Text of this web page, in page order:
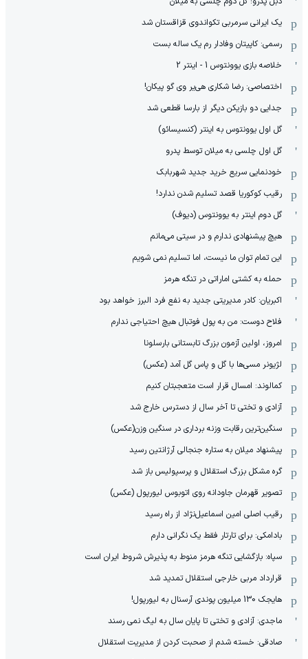
یک ایرانی سرمربی تکواندوی قزاقستان شد
رسمی: کاپیتان وفادار رم یک ساله بست
خلاصه بازی یوونتوس 1 - اینتر 2
اختصاصی: رضا شکاری هی‌یر وی‌ گو پیکان!
جدایی دو بازیکن دیگر از بارسا قطعی شد
گل اول یوونتوس به اینتر (کنسیسائو)
گل اول چلسی به میلان توسط پدرو
خودنمایی سریع خرید جدید شهربابک
رقیب کوکوریا قصد تسلیم شدن ندارد!
گل دوم اینتر به یوونتوس (دیوف)
هیچ پیشنهادی ندارم و در سیتی می‌مانم
این تمام توان ما نیست، اما تسلیم نمی شویم
حمله به کشتی اماراتی در تنگه هرمز
اکبریان: کادر مدیریتی جدید به نفع فرد البرز خواهد بود
فلاح دوست: من به پول فوتبال هیچ احتیاجی ندارم
امروز، اولین آزمون بزرگ تابستانی بارسلونا
لژیونر مسی‌ها با گل و پاس گل آمد (عکس)
کمالوند: امسال قرار است متعجبتان کنیم
آزادی و تختی تا آخر سال از دسترس خارج شد
سنگین‌ترین رقابت وزنه برداری در سنگین وزن(عکس)
پیشنهاد میلان به ستاره جنجالی آرژانتین رسید
گره مشکل بزرگ استقلال و پرسپولیس باز شد
تصویر قهرمان جاودانه روی اتوبوس لیورپول (عکس)
رقیب اصلی امین اسماعیل‌نژاد از راه رسید
بادامکی: برای تارتار فقط یک نگرانی دارم
سپاه: بازگشایی تنگه هرمز منوط به پذیرش شروط ایران است
قرارداد مربی خارجی استقلال تمدید شد
هایجک 130 میلیون پوندی آرسنال به لیورپول!
ماجدی: آزادی و تختی تا پایان سال به لیگ نمی رسند
صادقی: خسته شدم از صحبت کردن از مدیریت استقلال